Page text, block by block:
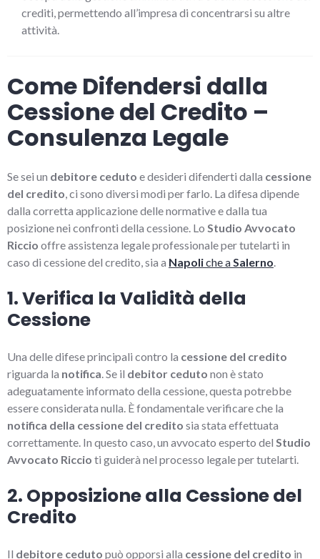
crediti, permettendo all’impresa di concentrarsi su altre
attività.
Come Difendersi dalla
Cessione del Credito –
Consulenza Legale
Se sei un debitore ceduto e desideri difenderti dalla cessione
del credito, ci sono diversi modi per farlo. La difesa dipende
dalla corretta applicazione delle normative e dalla tua
posizione nei confronti della cessione. Lo Studio Avvocato
Riccio offre assistenza legale professionale per tutelarti in
caso di cessione del credito, sia a Napoliche aSalerno.
1. Verifica la Validità della
Cessione
Una delle difese principali contro la cessione del credito
riguarda la notifica. Se il debitor ceduto non è stato
adeguatamente informato della cessione, questa potrebbe
essere considerata nulla. È fondamentale verificare che la
notifica della cessione del credito sia stata effettuata
correttamente. In questo caso, un avvocato esperto del Studio
Avvocato Riccio ti guiderà nel processo legale per tutelarti.
2. Opposizione alla Cessione del
Credito
Il debitore ceduto può opporsi alla cessione del credito in